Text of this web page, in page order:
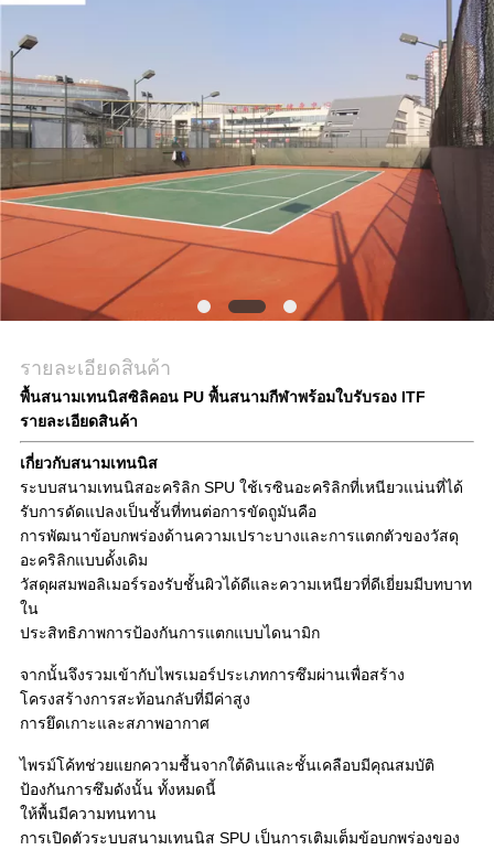
แผนผัง
เว็บไซต์
PRIVACY
POLICY
รายละเอียดสินค้า
พื้นสนามเทนนิสซิลิคอน PU พื้นสนามกีฬาพร้อมใบรับรอง ITF
รายละเอียดสินค้า
เกี่ยวกับสนามเทนนิส
ระบบสนามเทนนิสอะคริลิก SPU ใช้เรซินอะคริลิกที่เหนียวแน่นที่ได้
รับการดัดแปลงเป็นชั้นที่ทนต่อการขัดถูมันคือ
การพัฒนาข้อบกพร่องด้านความเปราะบางและการแตกตัวของวัสดุ
อะคริลิกแบบดั้งเดิม
วัสดุผสมพอลิเมอร์รองรับชั้นผิวได้ดีและความเหนียวที่ดีเยี่ยมมีบทบาท
ใน
ประสิทธิภาพการป้องกันการแตกแบบไดนามิก
จากนั้นจึงรวมเข้ากับไพรเมอร์ประเภทการซึมผ่านเพื่อสร้าง
โครงสร้างการสะท้อนกลับที่มีค่าสูง
การยึดเกาะและสภาพอากาศ
ไพรม์โค้ทช่วยแยกความชื้นจากใต้ดินและชั้นเคลือบมีคุณสมบัติ
ป้องกันการซึมดังนั้น ทั้งหมดนี้
ให้พื้นมีความทนทาน
การเปิดตัวระบบสนามเทนนิส SPU เป็นการเติมเต็มข้อบกพร่องของ